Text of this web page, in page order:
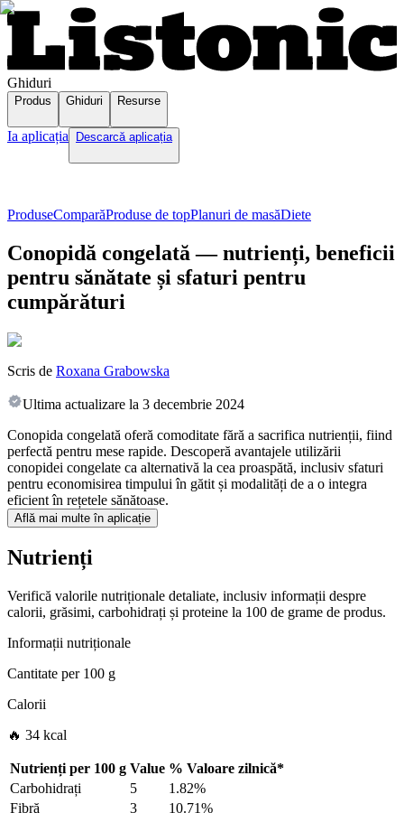
Ghiduri
Produs Ghiduri Resurse
Ia aplicația Descarcă aplicația
ProduseComparăProduse de topPlanuri de masăDiete
Conopidă congelată — nutrienți, beneficii
pentru sănătate și sfaturi pentru
cumpărături
Scris de Roxana Grabowska
Ultima actualizare la 3 decembrie 2024
Conopida congelată oferă comoditate fără a sacrifica nutrienții, fiind
perfectă pentru mese rapide. Descoperă avantajele utilizării
conopidei congelate ca alternativă la cea proaspătă, inclusiv sfaturi
pentru economisirea timpului în gătit și modalități de a o integra
eficient în rețetele sănătoase.
Află mai multe în aplicație
Nutrienți
Verifică valorile nutriționale detaliate, inclusiv informații despre
calorii, grăsimi, carbohidrați și proteine la 100 de grame de produs.
Informații nutriționale
Cantitate per100 g
Calorii
🔥 34 kcal
Nutrienți per 100 g Value % Valoare zilnică*
Carbohidrați
5
1.82%
Fibră
3
10.71%